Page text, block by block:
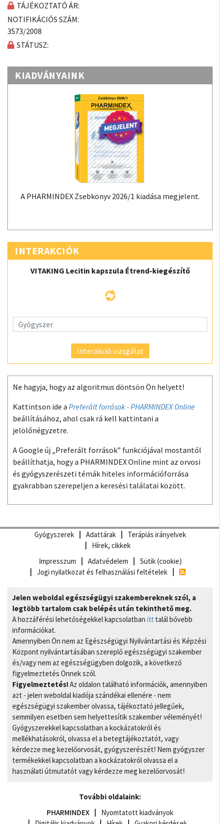
TÁJÉKOZTATÓ ÁR:
NOTIFIKÁCIÓS SZÁM:
3573/2008
STÁTUSZ:
KIADVÁNYAINK
A PHARMINDEX Zsebkönyv 2026/1 kiadása megjelent.
INTERAKCIÓK
VITAKING Lecitin kapszula Étrend-kiegészítő
Interakció vizsgálat
Ne hagyja, hogy az algoritmus döntsön Ön helyett!
Kattintson ide a Preferált források - PHARMINDEX Online
beállításához, ahol csak rá kell kattintani a
jelölőnégyzetre.
A Google új „Preferált források” funkciójával mostantól
beállíthatja, hogy a PHARMINDEX Online mint az orvosi
és gyógyszerészeti témák hiteles információforrása
gyakrabban szerepeljen a keresési találatai között.
Gyógyszerek Adattárak
Terápiás irányelvek
Hírek, cikkek
Impresszum
Adatvédelem
Sütik (cookie)
Jogi nyilatkozat és felhasználási feltételek
Jelen weboldal egészségügyi szakembereknek szól, a
legtöbb tartalom csak belépés után tekinthető meg.
A hozzáférési lehetőségekkel kapcsolatban itt talál bővebb
információkat.
Amennyiben Ön nem az Egészségügyi Nyilvántartási és Képzési
Központ nyilvántartásában szereplő egészségügyi szakember
és/vagy nem az egészségügyben dolgozik, a következő
figyelmeztetés Önnek szól.
Figyelmeztetés!Az oldalon található információk, amennyiben
azt - jelen weboldal kiadója szándékai ellenére - nem
egészségügyi szakember olvassa, tájékoztató jellegűek,
semmilyen esetben sem helyettesítik szakember véleményét!
Gyógyszerekkel kapcsolatban a kockázatokról és
mellékhatásokról, olvassa el a betegtájékoztatót, vagy
kérdezze meg kezelőorvosát, gyógyszerészét! Nem gyógyszer
termékekkel kapcsolatban a kockázatokról olvassa el a
használati útmutatót vagy kérdezze meg kezelőorvosát!
További oldalaink:
PHARMINDEX
Nyomtatott kiadványok